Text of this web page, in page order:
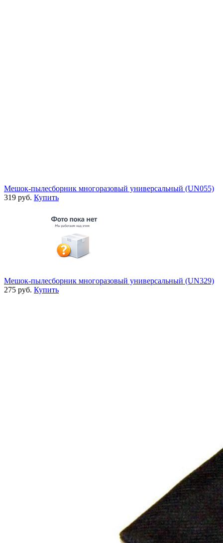
Мешок-пылесборник многоразовый универсальный (UN055)
319 руб. Купить
Мешок-пылесборник многоразовый универсальный (UN329)
275 руб. Купить